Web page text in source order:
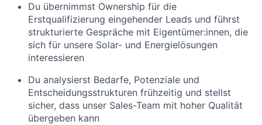
Du übernimmst Ownership für die
Erstqualifizierung eingehender Leads und führst
strukturierte Gespräche mit Eigentümer:innen, die
sich für unsere Solar- und Energielösungen
interessieren
Du analysierst Bedarfe, Potenziale und
Entscheidungsstrukturen frühzeitig und stellst
sicher, dass unser Sales-Team mit hoher Qualität
übergeben kann